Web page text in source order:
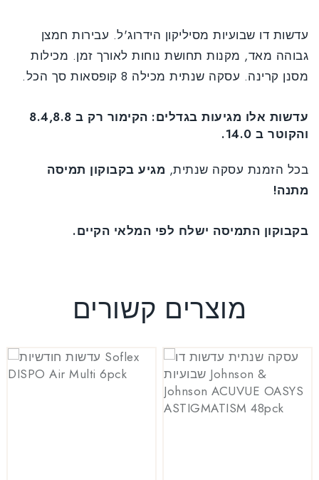
עדשות דו שבועיות מסיליקון הידרוג'ל. עבירות חמצן
גבוהה מאד, מקנות תחושת נוחות לאורך זמן. מכילות
מסנן קרינה. עסקה שנתית מכילה 8 קופסאות סך הכל.
עדשות אלו מגיעות בגדלים: הקימור רק ב 8.4,8.8
והקוטר ב 14.0.
בכל הזמנת עסקה שנתית, מגיע בקבוקון תמיסה
מתנה!
בקבוקון התמיסה ישלח לפי המלאי הקיים.
מוצרים קשורים